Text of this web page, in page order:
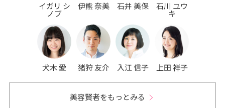
イガリ シ
ノブ
伊熊 奈美 石井 美保 石川 ユウ
キ
犬木 愛 猪狩 友介 入江 信子 上田 祥子
美容賢者をもっとみる